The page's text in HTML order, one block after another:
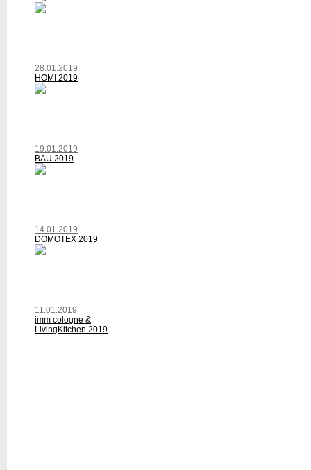
28.01.2019
HOMI 2019
19.01.2019
BAU 2019
14.01.2019
DOMOTEX 2019
11.01.2019
imm cologne &
LivingKitchen 2019